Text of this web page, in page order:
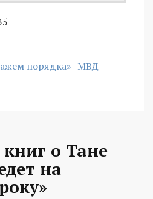
порядка» МВД
о Тане
на